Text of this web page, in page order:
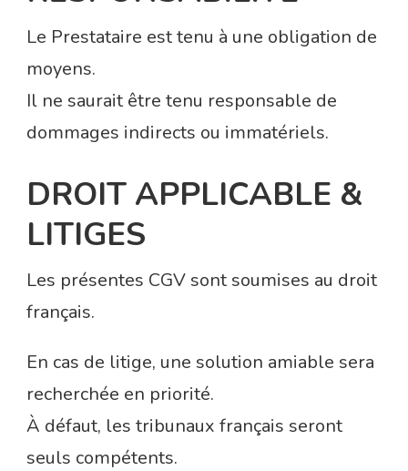
Le Prestataire est tenu à une obligation de
moyens.
Il ne saurait être tenu responsable de
dommages indirects ou immatériels.
DROIT APPLICABLE &
LITIGES
Les présentes CGV sont soumises au droit
français.
En cas de litige, une solution amiable sera
recherchée en priorité.
À défaut, les tribunaux français seront
seuls compétents.